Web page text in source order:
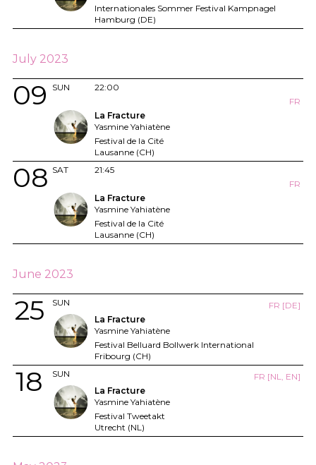
Internationales Sommer Festival Kampnagel
Hamburg (DE)
July 2023
SUN
09
22:00
FR
La Fracture
Yasmine Yahiatène
Festival de la Cité
Lausanne (CH)
SAT
08
21:45
FR
La Fracture
Yasmine Yahiatène
Festival de la Cité
Lausanne (CH)
June 2023
SUN
25
FR [DE]
La Fracture
Yasmine Yahiatène
Festival Belluard Bollwerk International
Fribourg (CH)
SUN
18
FR [NL, EN]
La Fracture
Yasmine Yahiatène
Festival Tweetakt
Utrecht (NL)